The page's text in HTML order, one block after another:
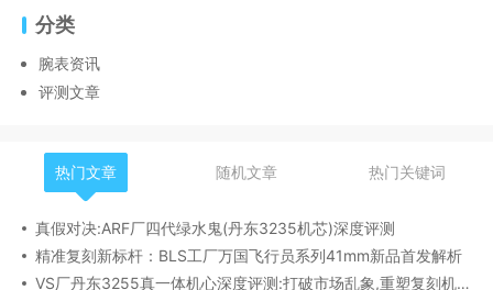
分类
腕表资讯
评测文章
热门文章 随机文章 热门关键词
真假对决:ARF厂四代绿水鬼(丹东3235机芯)深度评测
精准复刻新标杆：BLS工厂万国飞行员系列41mm新品首发解析
VS厂丹东3255真一体机心深度评测:打破市场乱象,重塑复刻机芯新标杆​